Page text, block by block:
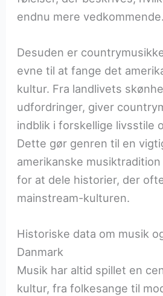
endnu mere vedkommende.
Desuden er
evne til at fange det
kultur. Fra landlivets
udfordringer, giver
indblik i forskellige livsstile
Dette gør genren til en
amerikanske
for at dele historier, der
mainstream-kulturen.
Historiske data om musik
Danmark
Musik har altid spillet en
kultur, fra folkesange til